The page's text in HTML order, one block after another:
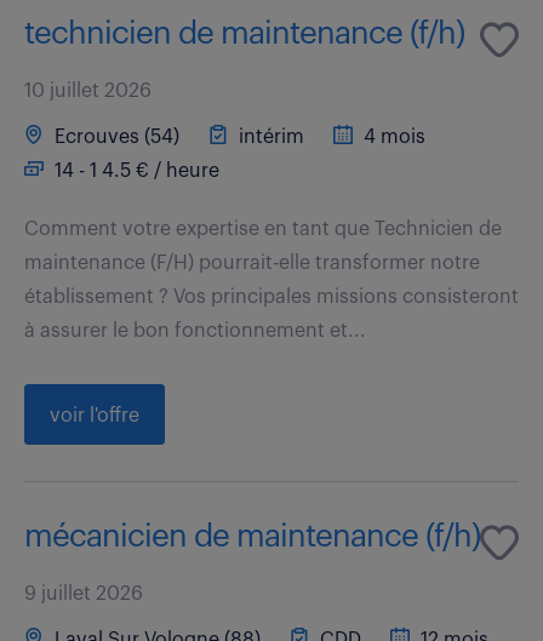
technicien de maintenance (f/h)
10 juillet 2026
Ecrouves (54) intérim
4 mois
14 - 1 4.5 € / heure
Comment votre expertise en tant que Technicien de
maintenance (F/H) pourrait-elle transformer notre
établissement ? Vos principales missions consisteront
à assurer le bon fonctionnement et...
voir l'offre
mécanicien de maintenance (f/h)
9 juillet 2026